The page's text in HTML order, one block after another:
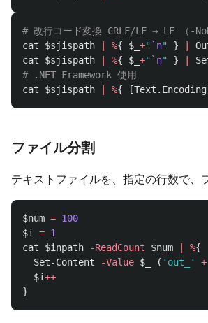
# 改行コード変換 CRLF/LF → LF （-
cat
$sjispath %{ $_ +" `n" }
cat
$sjispath %{ $_ +" `n" }
# .NET Framework 使用
cat
$sjispath %{ [Text.Encoding
ファイル分割
テキストファイルを、指定の行数で、
$num = 100
$i
= 1
cat
$inpath -ReadCount $num %{
Set-Content
-Value $_ ( 'out_' +
$i++
}